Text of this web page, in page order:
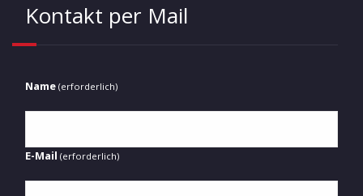
Kontakt per Mail
Name (erforderlich)
E-Mail (erforderlich)